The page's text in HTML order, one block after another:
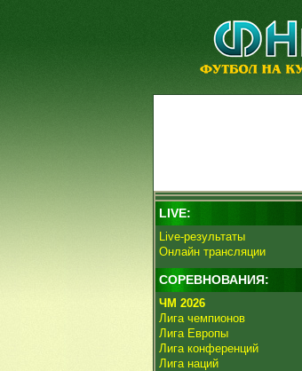
LIVE:
Live-результаты
Онлайн трансляции
СОРЕВНОВАНИЯ:
ЧМ 2026
Лига чемпионов
Лига Европы
Лига конференций
Лига наций